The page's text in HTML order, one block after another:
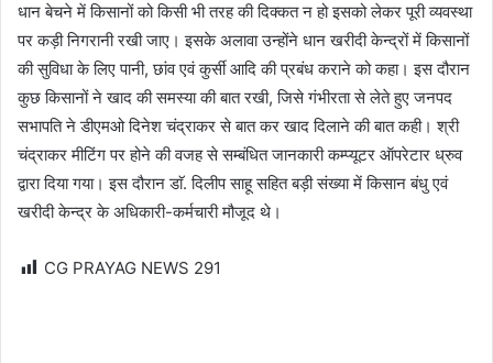
धान बेचने में किसानों को किसी भी तरह की दिक्कत न हो इसको लेकर पूरी व्यवस्था
पर कड़ी निगरानी रखी जाए। इसके अलावा उन्होंने धान खरीदी केन्द्रों में किसानों
की सुविधा के लिए पानी, छांव एवं कुर्सी आदि की प्रबंध कराने को कहा। इस दौरान
कुछ किसानों ने खाद की समस्या की बात रखी, जिसे गंभीरता से लेते हुए जनपद
सभापति ने डीएमओ दिनेश चंद्राकर से बात कर खाद दिलाने की बात कही। श्री
चंद्राकर मीटिंग पर होने की वजह से सम्बंधित जानकारी कम्प्यूटर ऑपरेटार ध्रुव
द्वारा दिया गया। इस दौरान डाॅ. दिलीप साहू सहित बड़ी संख्या में किसान बंधु एवं
खरीदी केन्द्र के अधिकारी-कर्मचारी मौजूद थे।
CG PRAYAG NEWS 291